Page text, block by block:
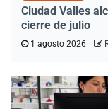
Ciudad Valles
cierre de julio
1 agosto 2026